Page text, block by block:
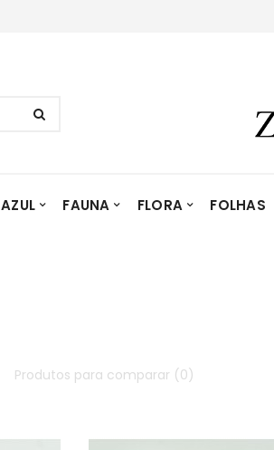
AZUL FAUNA FLORA FOLHAS
Produtos para comparar (0)